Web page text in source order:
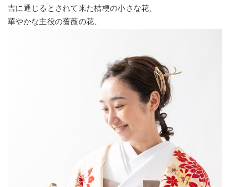
吉に通じるとされて来た桔梗の小さな花、
華やかな主役の薔薇の花、